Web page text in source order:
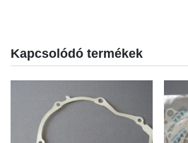
Kapcsolódó termékek